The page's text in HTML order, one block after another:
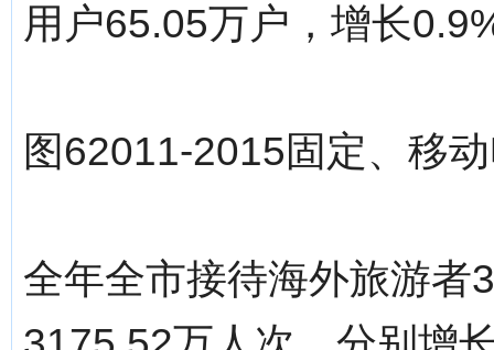
用户65.05万户，增长
图62011-2015固定、移
全年全市接待海外旅游者